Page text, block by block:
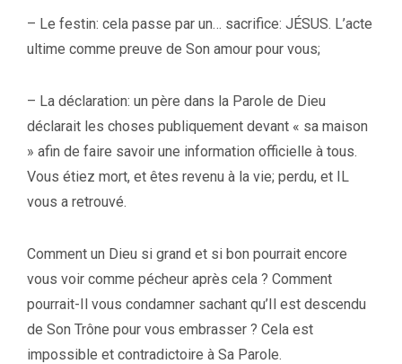
– Le festin: cela passe par un… sacrifice: JÉSUS. L’acte
ultime comme preuve de Son amour pour vous;
– La déclaration: un père dans la Parole de Dieu
déclarait les choses publiquement devant « sa maison
» afin de faire savoir une information officielle à tous.
Vous étiez mort, et êtes revenu à la vie; perdu, et IL
vous a retrouvé.
Comment un Dieu si grand et si bon pourrait encore
vous voir comme pécheur après cela ? Comment
pourrait-Il vous condamner sachant qu’Il est descendu
de Son Trône pour vous embrasser ? Cela est
impossible et contradictoire à Sa Parole.